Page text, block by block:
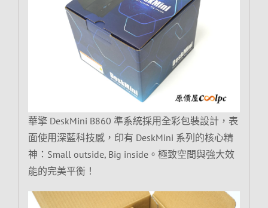
華擎 DeskMini B860 準系統採用全彩包裝設計，表
面使用深藍科技感，印有 DeskMini 系列的核心精
神：Small outside, Big inside。極致空間與強大效
能的完美平衡！